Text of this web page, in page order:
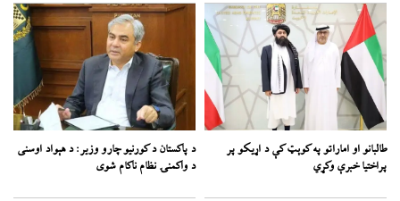
طالبانو او اماراتو په کوېټ کې د اړیکو پر
پراختیا خبرې وکړي
د پاکستان د کورنیو چارو وزیر: د هېواد اوسنی
د واکمنۍ نظام ناکام شوی